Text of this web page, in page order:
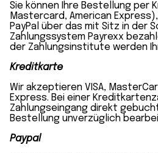
Sie können Ihre Bestellung per
Mastercard, American
PayPal über das mit Sitz in der
Zahlungssystem Payrexx
der Zahlungsinstitute werden
Kreditkarte
Wir akzeptieren VISA,
Express. Bei einer
Zahlungseingang direkt
Bestellung unverzüglich
Paypal